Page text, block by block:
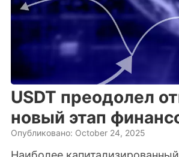
USDT преодолел
новый этап
Опубликовано: October 24, 2025